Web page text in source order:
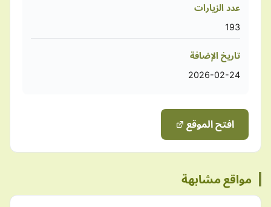
عدد الزيارات
193
تاريخ الإضافة
2026-02-24
افتح الموقع
مواقع مشابهة